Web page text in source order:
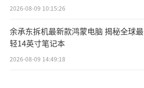
2026-08-09 10:15:26
余承东拆机最新款鸿蒙电脑 揭秘全球最
轻14英寸笔记本
2026-08-09 14:49:18